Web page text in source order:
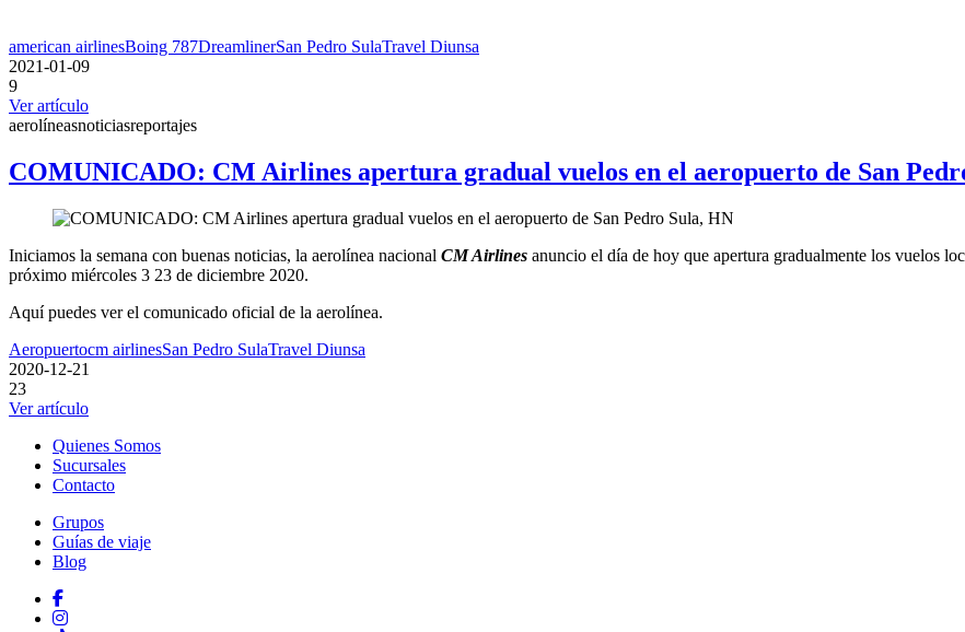
american airlinesBoing 787DreamlinerSan Pedro SulaTravel Diunsa
2021-01-09
9
Ver artículo
aerolíneasnoticiasreportajes
COMUNICADO: CM Airlines apertura gradual vuelos en el aeropuerto de San
Iniciamos la semana con buenas noticias, la aerolínea nacional CM Airlines anuncio el día de hoy que apertura gradualmente los vuelos
próximo miércoles 3 23 de diciembre 2020.
Aquí puedes ver el comunicado oficial de la aerolínea.
Aeropuertocm airlinesSan Pedro SulaTravel Diunsa
2020-12-21
23
Ver artículo
Quienes Somos
Sucursales
Contacto
Grupos
Guías de viaje
Blog